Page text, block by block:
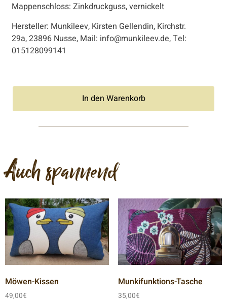
Mappenschloss: Zinkdruckguss, vernickelt
Hersteller: Munkileev, Kirsten Gellendin, Kirchstr.
29a, 23896 Nusse, Mail: info@munkileev.de, Tel:
015128099141
In den Warenkorb
Auch spannend
Möwen-Kissen
49,00€
Munkifunktions-Tasche
35,00€